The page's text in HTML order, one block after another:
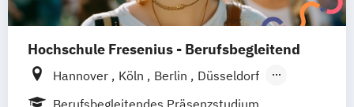
Hochschule Fresenius - Berufsbegleitend
Hannover Köln Berlin
Düsseldorf
Frankfurt
Hamburg Idstein München
Berufsbegleitendes Präsenzstudium